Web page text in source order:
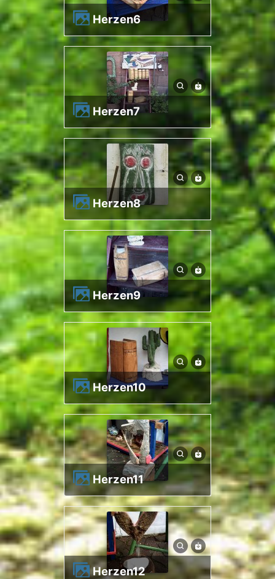
herzen6
herzen7
herzen8
herzen9
herzen10
herzen11
herzen12